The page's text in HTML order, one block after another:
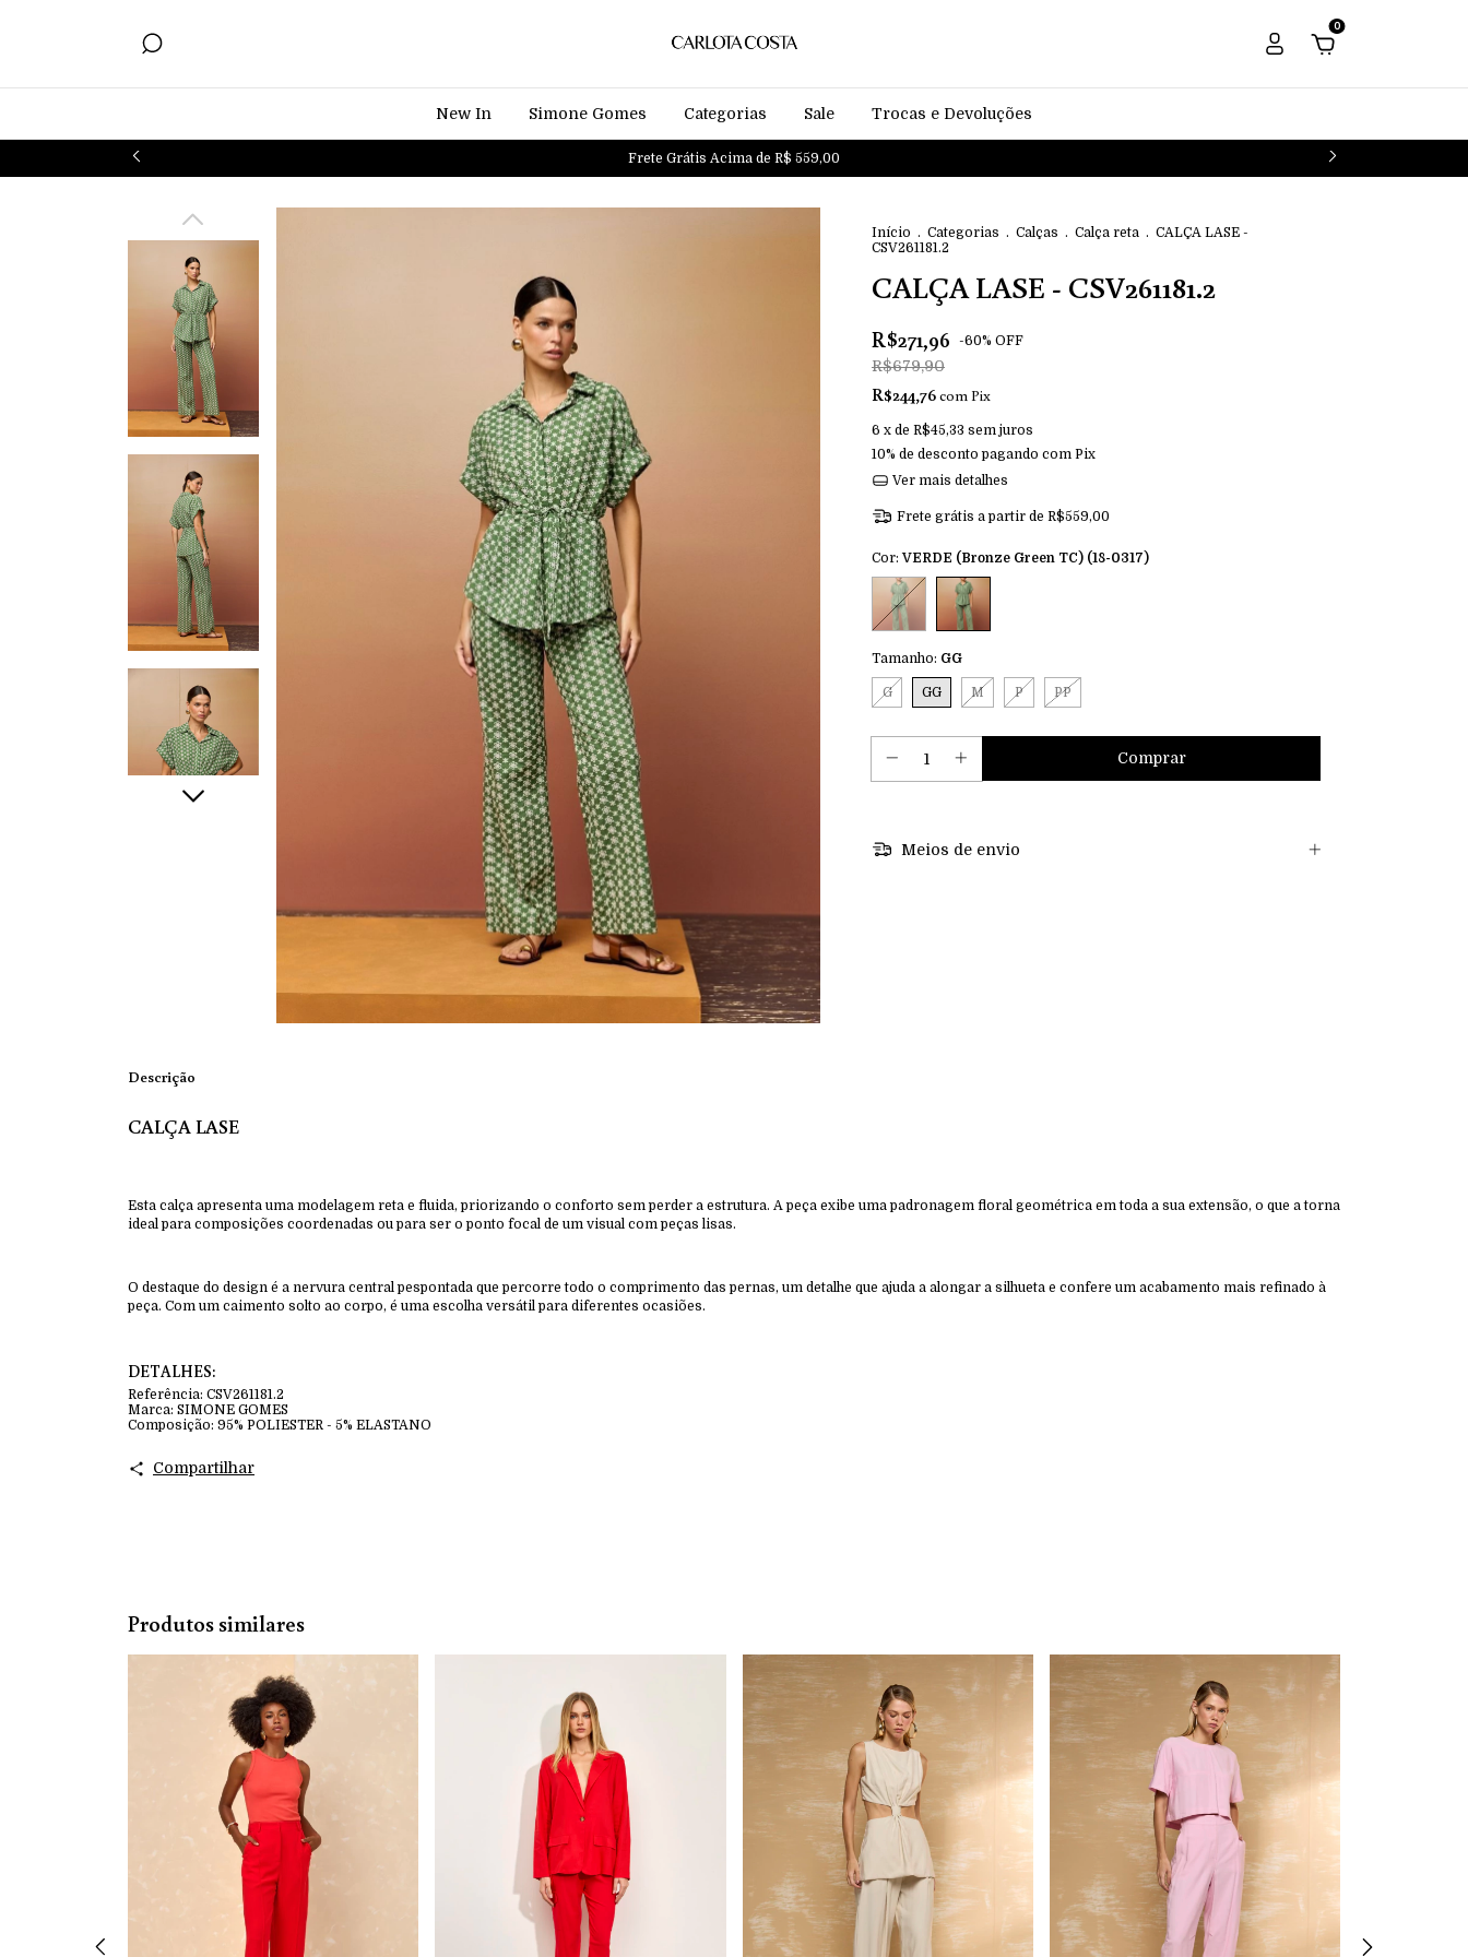
0
New In Simone Gomes Categorias Sale Trocas e Devoluções
Frete Grátis Acima de R$ 559,00
Início . Categorias . Calças . Calça reta . CALÇA LASE -
CSV261181.2
CALÇA LASE - CSV261181.2
R$271,96 -60% OFF
R$679,90
R$244,76comPix
6 x de R$45,33 sem juros
10% de desconto pagando com Pix
Ver mais detalhes
Frete grátis a partir de R$559,00
Cor:VERDE (Bronze Green TC) (18-0317)
Tamanho: GG
G GG M P PP
Meios de envio
Descrição
CALÇA LASE
Esta calça apresenta uma modelagem reta e fluida, priorizando o conforto sem perder a estrutura. A peça exibe uma padronagem floral geométrica em toda a sua extensão, o que a torna
ideal para composições coordenadas ou para ser o ponto focal de um visual com peças lisas.
O destaque do design é a nervura central pespontada que percorre todo o comprimento das pernas, um detalhe que ajuda a alongar a silhueta e confere um acabamento mais refinado à
peça. Com um caimento solto ao corpo, é uma escolha versátil para diferentes ocasiões.
DETALHES:
Referência: CSV261181.2
Marca: SIMONE GOMES
Composição: 95% POLIESTER - 5% ELASTANO
Compartilhar
Produtos similares